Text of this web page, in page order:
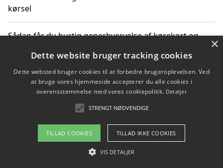
kørsel
Sådan får du hurtig generhvervelse af kørekort og
Sådan lærer du miljørigtig kørsel hos en køreskole i
Gentofte
Copyright 2026 - Pilanto Aps
Om / kontakt
×
Dette website bruger tracking cookies
Dette websted bruger cookies til at forbedre brugeroplevelsen. Ved
at bruge vores hjemmeside accepterer du alle cookies i
overensstemmelse med vores cookiepolitik. Detaljer
STRENGT NØDVENDIGE
TILLAD COOKIES TILLAD IKKE COOKIES
VIS DETALJER